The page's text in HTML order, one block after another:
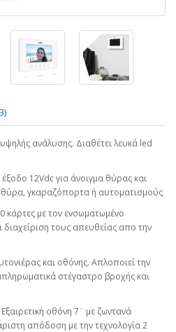
υψηλής ανάλυσης. Διαθέτει λευκά led
έξοδο 12Vdc για άνοιγμα θύρας και
θύρα, γκαραζόπορτα ή αυτοματισμούς
κάρτες με τον ενσωματωμένο
τους απευθείας απο την
και οθόνης. Απλοποιεί την
στέγαστρο βροχής και
οθόνη 7¨ με ζωντανά
απόδοση με την τεχνολογία 2